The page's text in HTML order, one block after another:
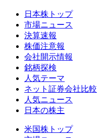
日本株トップ
市場ニュース
決算速報
株価注意報
会社開示情報
銘柄探検
人気テーマ
ネット証券会社比較
人気ニュース
日本の株主
米国株トップ